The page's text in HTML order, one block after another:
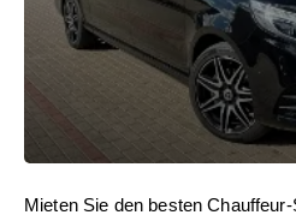
Mieten Sie den besten